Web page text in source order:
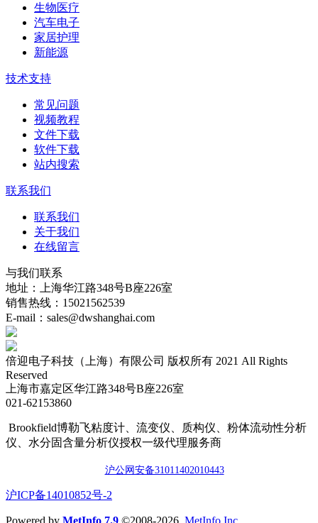
生物医疗
汽车电子
家居护理
新能源
技术支持
常见问题
视频教程
文件下载
软件下载
站内搜索
联系我们
联系我们
关于我们
在线留言
与我们联系
地址：上海华江路348号B座226室
销售热线：15021562539
E-mail：sales@dwshanghai.com
倍迎电子科技（上海）有限公司 版权所有 2021 All Rights
Reserved
上海市嘉定区华江路348号B座226室
021-62153860
Brookfield博勒飞粘度计、流变仪、质构仪、粉体流动性分析
仪、水分固含量分析仪授权一级代理服务商
沪公网安备31011402010443
​沪ICP备14010852号-2